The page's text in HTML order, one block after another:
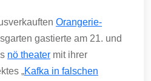
Orangerie-
gastierte am 21. und
nö theater mit ihrer
„Kafka in falschen